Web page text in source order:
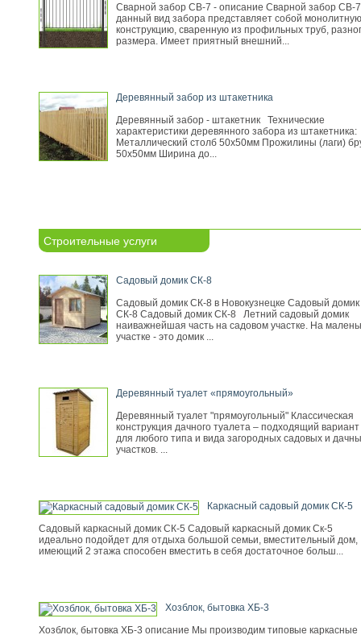
Сварной забор СВ-7 - описание Сварной забор СВ-7
данный вид забора представляет собой монолитную
конструкцию, сваренную из профильных труб,
размера. Имеет приятный внешний...
Деревянный забор из штакетника
Деревянный забор - штакетник Технические
характеристики деревянного забора из штакетника:
Металлический столб 50х50мм Прожилины (лаги)
50х50мм Ширина до...
Строительные услуги
Садовый домик СК-8
Садовый домик СК-8 в Новокузнецке Садовый домик
СК-8 Садовый домик СК-8 Летний садовый домик
наиважнейшая часть на садовом участке. На
участке - это домик ...
Деревянный туалет «прямоугольный»
Деревянный туалет "прямоугольный" Классическая
конструкция дачного туалета – подходящий вариант
для любого типа и вида загородных садовых и
участков. ...
Каркасный садовый домик СК-5
Садовый каркасный домик СК-5 Садовый каркасный домик Ск-5
идеально подойдет для отдыха большой семьи, вместительный дом,
имеющий 2 этажа способен вместить в себя достаточное больш...
Хозблок, бытовка ХБ-3
Хозблок, бытовка ХБ-3 описание Мы производим типовые каркасные